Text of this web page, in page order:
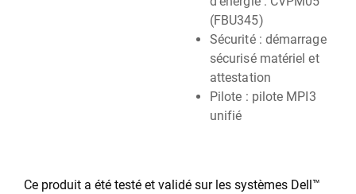
(FBU345)
Sécurité : démarrage
sécurisé matériel et
attestation
Pilote : pilote MPI3
unifié
Ce produit a été testé et validé sur les systèmes Dell™